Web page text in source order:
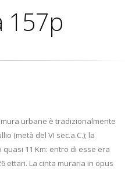
157p
urbane è tradizionalmente
(metà del VI sec.a.C.); la
11 Km: entro di esse era
ettari. La cinta muraria in opus